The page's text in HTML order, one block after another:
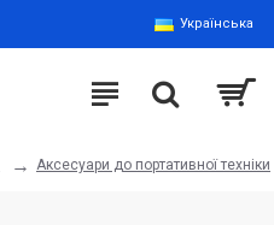
Українська
Аксесуари до портативної техніки